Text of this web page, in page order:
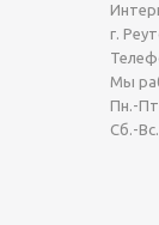
г.
Мы
Пн.-
Сб.-